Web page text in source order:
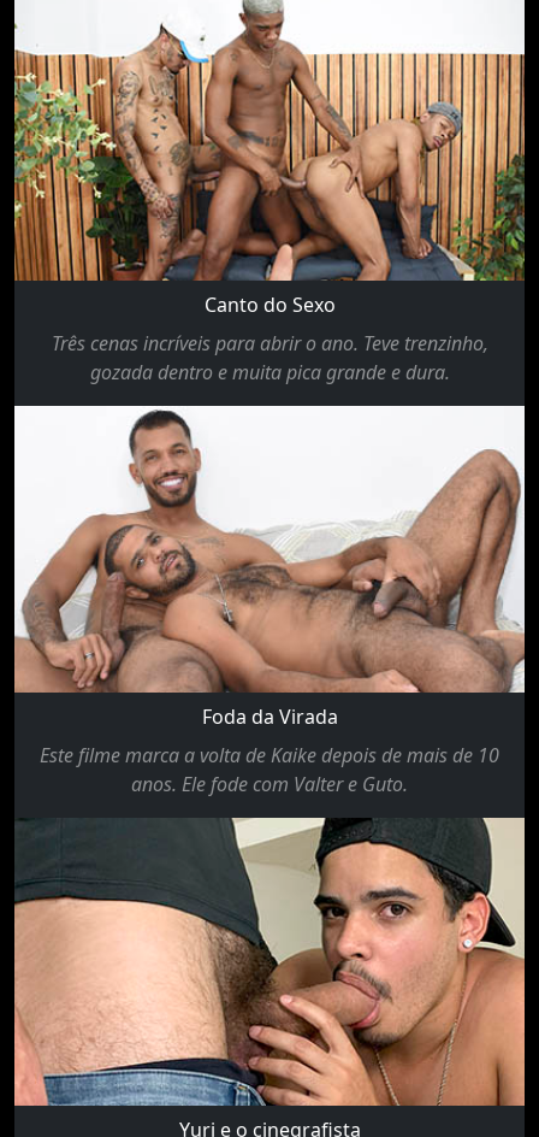
Canto do Sexo
Três cenas incríveis para abrir o ano. Teve trenzinho,
gozada dentro e muita pica grande e dura.
Foda da Virada
Este filme marca a volta de Kaike depois de mais de 10
anos. Ele fode com Valter e Guto.
Yuri e o cinegrafista